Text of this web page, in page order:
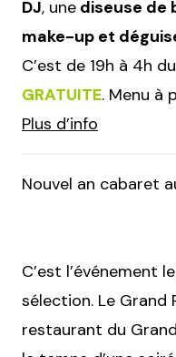
DJ, une diseuse de
make-up et
C’est de 19h à 4h
GRATUITE. Menu à
Plus d’info
Nouvel an cabaret
C’est l’événement
sélection. Le Grand
restaurant du